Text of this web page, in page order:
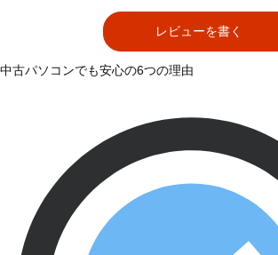
レビューを書く
中古パソコンでも安心の6つの理由